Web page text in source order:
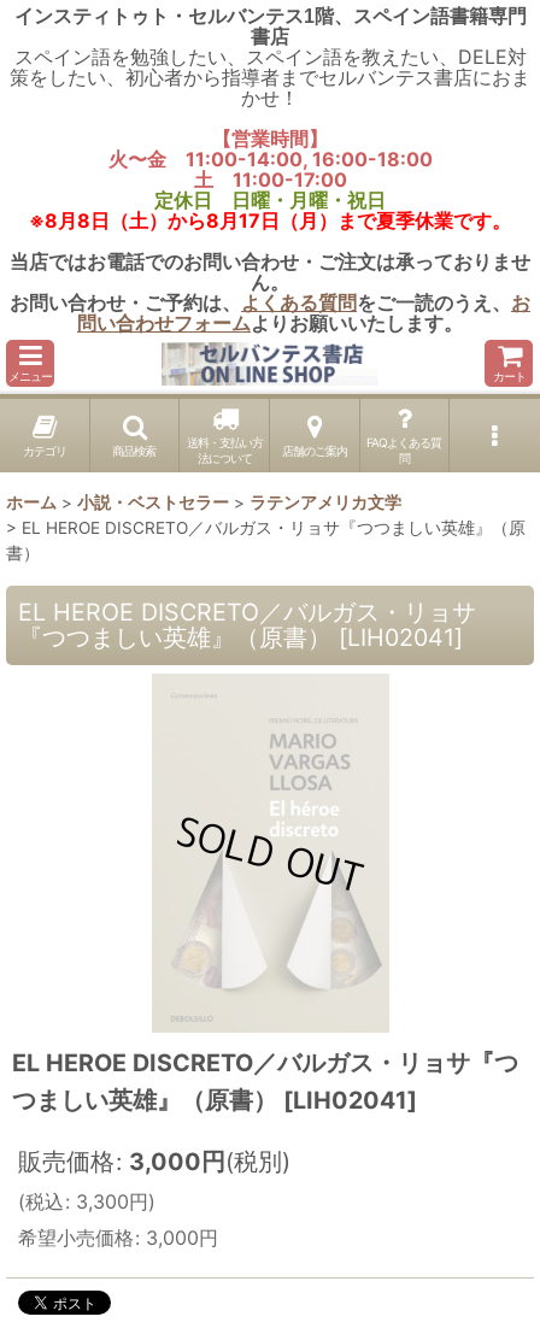
インスティトゥト・セルバンテス1階、スペイン語書籍専門
書店
スペイン語を勉強したい、スペイン語を教えたい、DELE対
策をしたい、初心者から指導者までセルバンテス書店におま
かせ！
【営業時間】
火〜金 11:00-14:00, 16:00-18:00
土 11:00-17:00
定休日 日曜・月曜・祝日
※8月8日（土）から8月17日（月）まで夏季休業です。
当店ではお電話でのお問い合わせ・ご注文は承っておりませ
ん。
お問い合わせ・ご予約は、 よくある質問をご一読のうえ、 お
問い合わせフォームよりお願いいたします。
メニュー カート
カテゴリ 商品検索
送料・支払い方
法について
店舗のご案内
FAQよくある質
問
ホーム > 小説・ベストセラー > ラテンアメリカ文学
> EL HEROE DISCRETO／バルガス・リョサ『つつましい英雄』（原
書）
EL HEROE DISCRETO／バルガス・リョサ
『つつましい英雄』（原書）
[LIH02041]
EL HEROE DISCRETO／バルガス・リョサ『つ
つましい英雄』（原書）
[LIH02041]
販売価格: 3,000 円 (税別)
(税込: 3,300円)
希望小売価格: 3,000円